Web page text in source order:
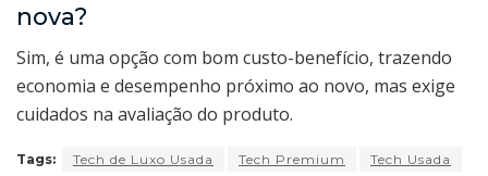
nova?
Sim, é uma opção com bom custo-benefício, trazendo
economia e desempenho próximo ao novo, mas exige
cuidados na avaliação do produto.
Tags: Tech de Luxo Usada Tech Premium Tech Usada